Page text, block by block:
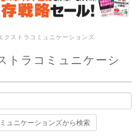
クストラコミュニケーションズ
トラコミュニケーシ
ュニケーションズから検索